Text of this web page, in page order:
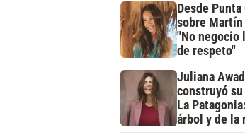
Desde
sobre Martín
"No negocio
de respeto"
Juliana
construyó
La
árbol y de la